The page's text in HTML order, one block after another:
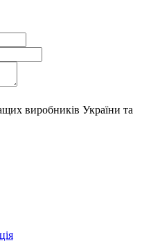
виробників України та